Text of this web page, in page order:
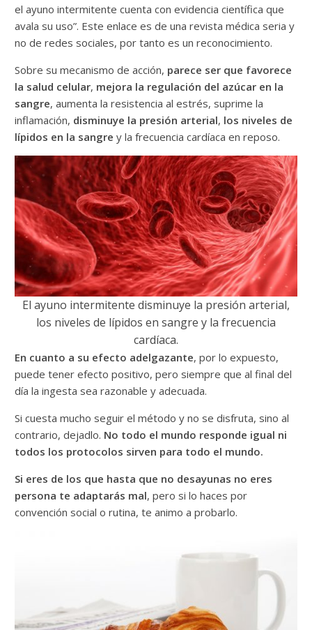
el ayuno intermitente cuenta con evidencia científica que
avala su uso”. Este enlace es de una revista médica seria y
no de redes sociales, por tanto es un reconocimiento.
Sobre su mecanismo de acción, parece ser que favorece
la salud celular, mejora la regulación del azúcar en la
sangre, aumenta la resistencia al estrés, suprime la
inflamación, disminuye la presión arterial, los niveles de
lípidos en la sangre y la frecuencia cardíaca en reposo.
El ayuno intermitente disminuye la presión arterial,
los niveles de lípidos en sangre y la frecuencia
cardíaca.
En cuanto a su efecto adelgazante, por lo expuesto,
puede tener efecto positivo, pero siempre que al final del
día la ingesta sea razonable y adecuada.
Si cuesta mucho seguir el método y no se disfruta, sino al
contrario, dejadlo. No todo el mundo responde igual ni
todos los protocolos sirven para todo el mundo.
Si eres de los que hasta que no desayunas no eres
persona te adaptarás mal, pero si lo haces por
convención social o rutina, te animo a probarlo.